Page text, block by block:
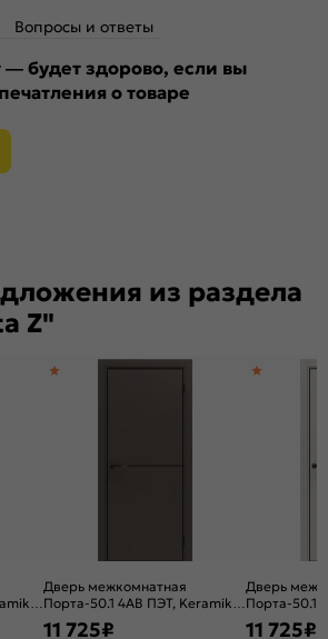
Вопросы и ответы
будет здорово, если вы
о товаре
из раздела
Z"
Дверь межкомнатная
Порта-50.1 4AB ПЭТ, Keramik
Brown в комплекте с
11 725₽
Дверь
Порта-50.1
Valse в
11 725₽